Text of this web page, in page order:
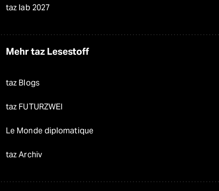
taz lab 2027
Mehr taz Lesestoff
taz Blogs
taz FUTURZWEI
Le Monde diplomatique
taz Archiv